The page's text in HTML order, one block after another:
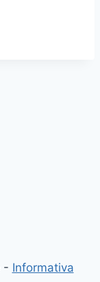
- Informativa